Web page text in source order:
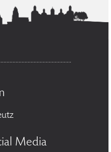
Media